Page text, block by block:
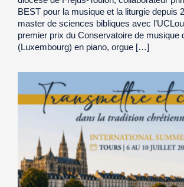
BEST pour la musique et la liturgie depuis
master de sciences bibliques avec
premier prix du Conservatoire de musique
(Luxembourg) en piano, orgue […]